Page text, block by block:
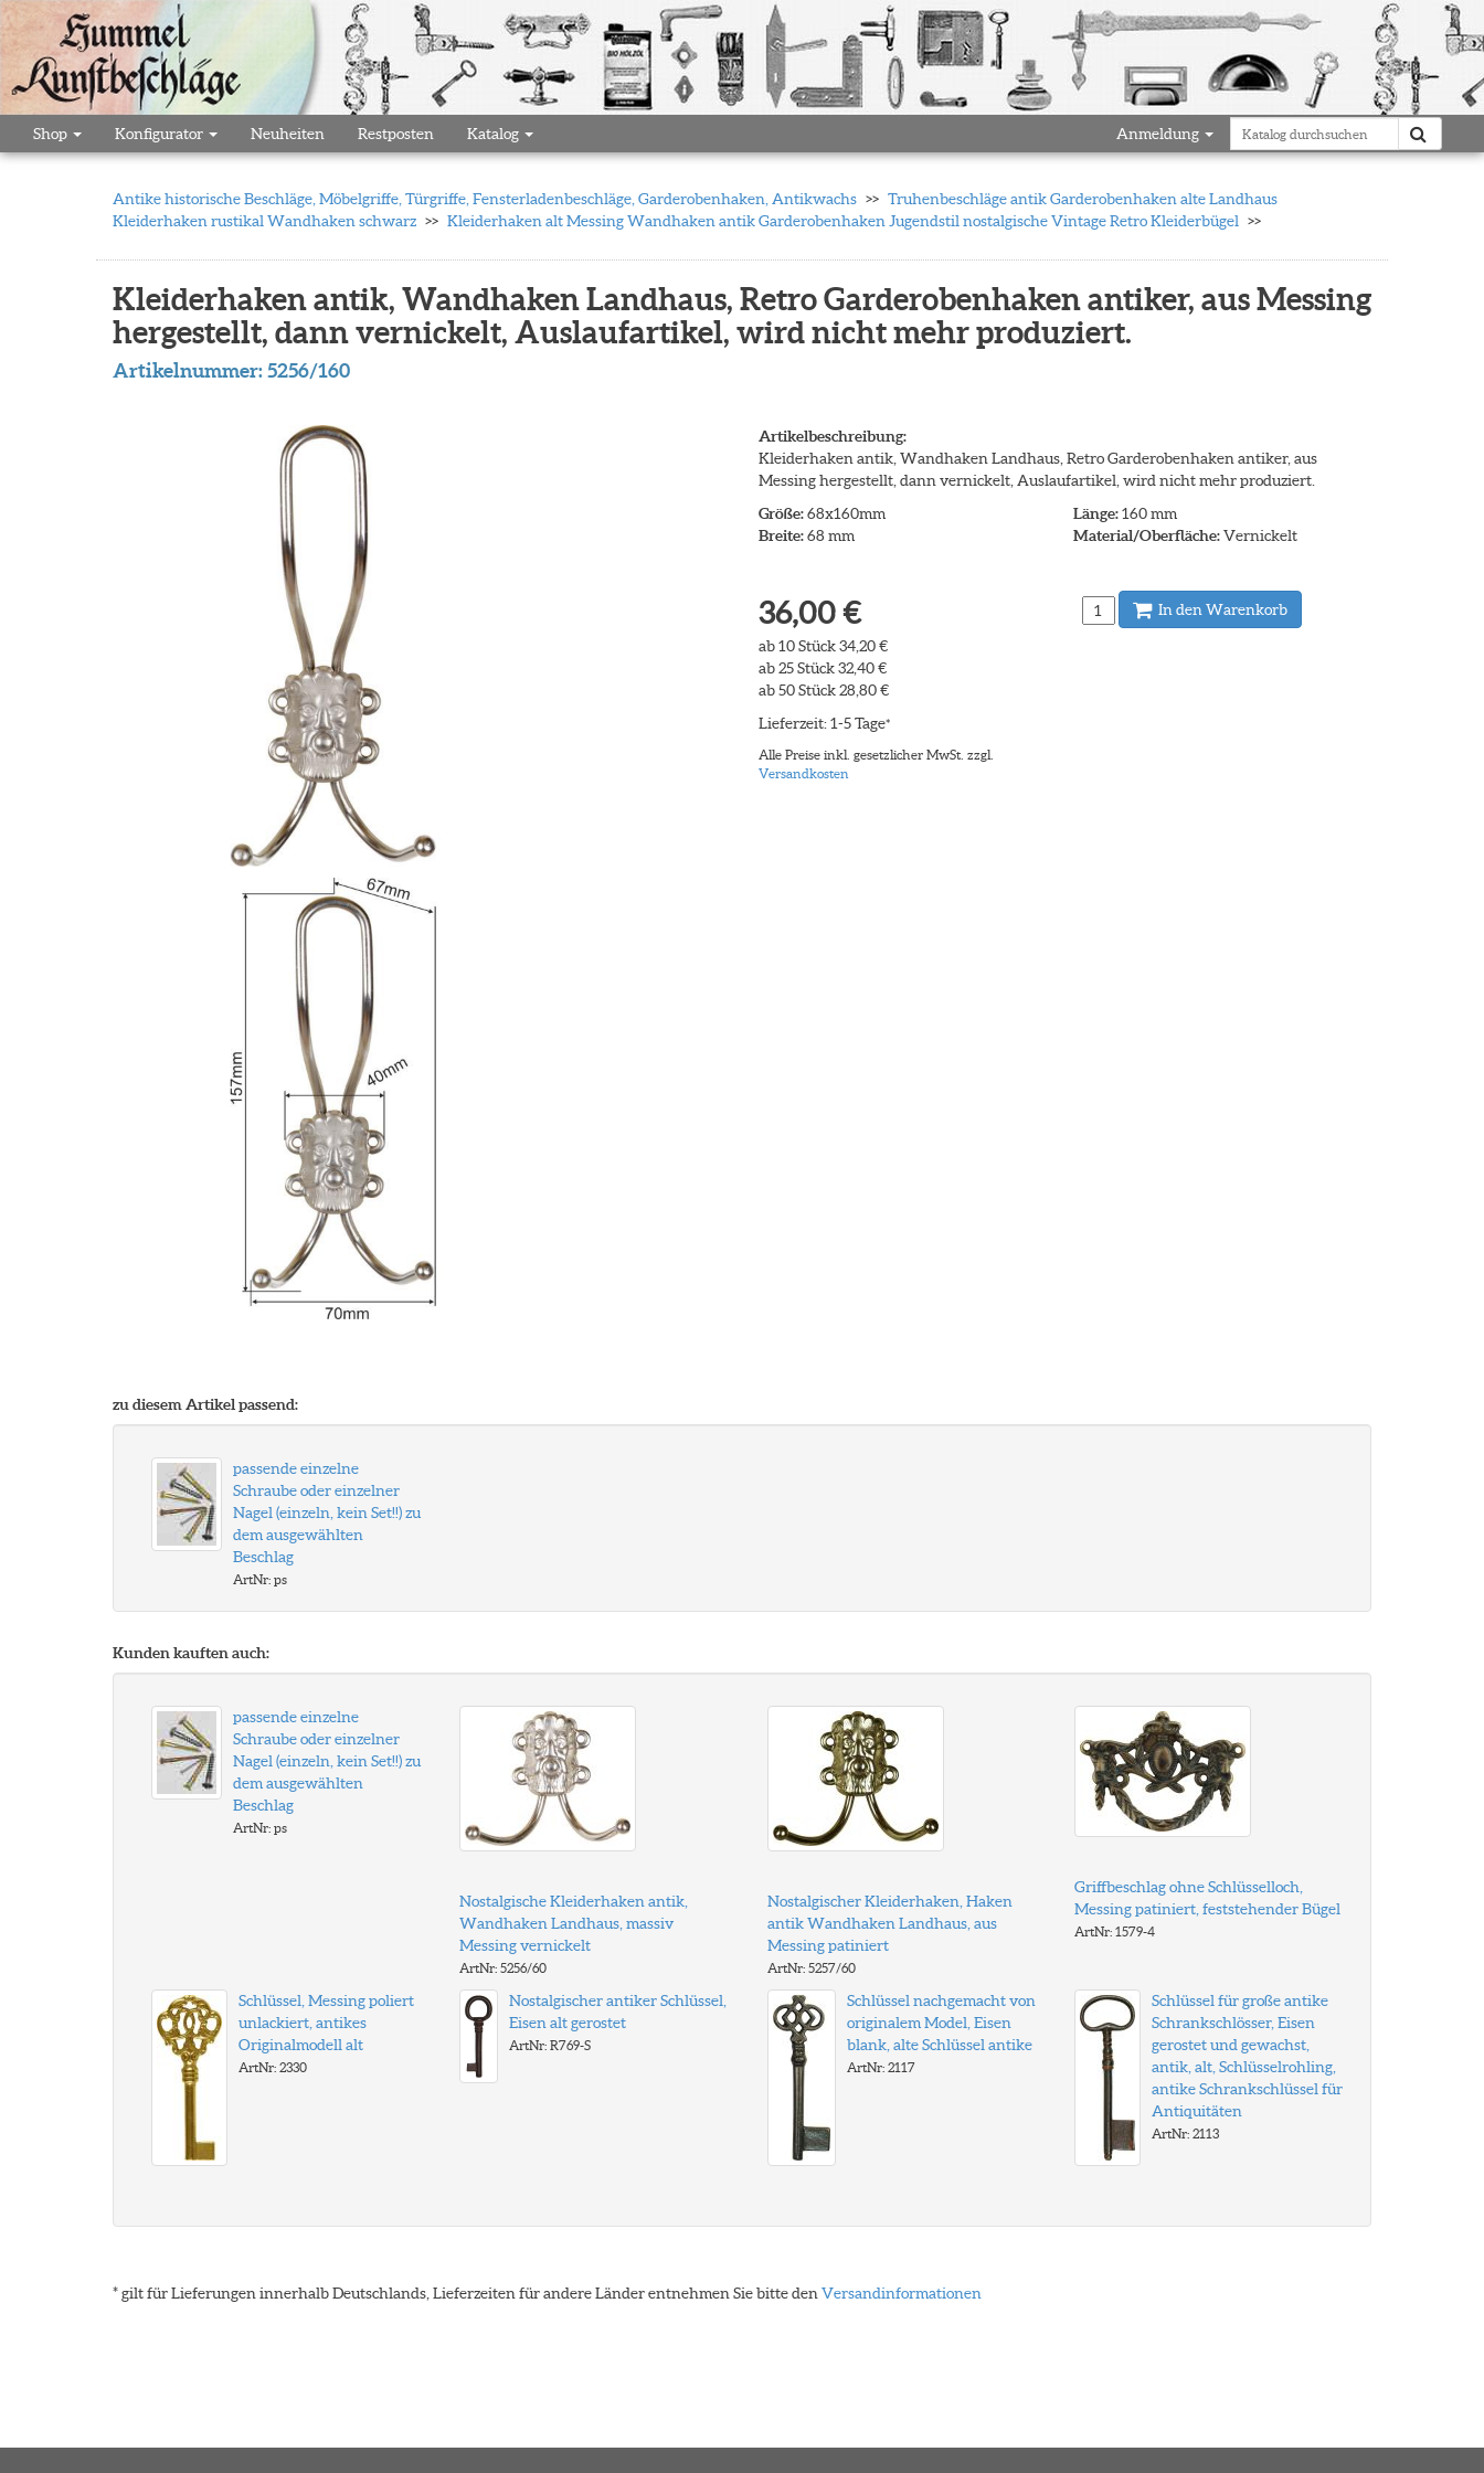
Shop Konfigurator Neuheiten Restposten Katalog Anmeldung
Antike historische Beschläge, Möbelgriffe, Türgriffe, Fensterladenbeschläge, Garderobenhaken, Antikwachs
Truhenbeschläge antik Garderobenhaken alte Landhaus
Kleiderhaken rustikal Wandhaken schwarz
Kleiderhaken alt Messing Wandhaken antik Garderobenhaken Jugendstil nostalgische Vintage Retro Kleiderbügel
Kleiderhaken antik, Wandhaken Landhaus, Retro Garderobenhaken antiker, aus Messing
hergestellt, dann vernickelt, Auslaufartikel, wird nicht mehr produziert.
Artikelnummer:5256/160
Artikelbeschreibung:
Kleiderhaken antik, Wandhaken Landhaus, Retro Garderobenhaken antiker, aus
Messing hergestellt, dann vernickelt, Auslaufartikel, wird nicht mehr produziert.
Größe:68x160mm
Breite:68 mm
Länge:160 mm
Material/Oberfläche:Vernickelt
36,00 €
ab 10 Stück 34,20 €
ab 25 Stück 32,40 €
ab 50 Stück 28,80 €
Lieferzeit: 1-5 Tage*
Alle Preise inkl. gesetzlicher MwSt. zzgl.
Versandkosten
In den Warenkorb
zu diesem Artikel passend:
passende einzelne
Schraube oder einzelner
Nagel (einzeln, kein Set!!) zu
dem ausgewählten
Beschlag
ArtNr: ps
Kunden kauften auch:
passende einzelne
Schraube oder einzelner
Nagel (einzeln, kein Set!!) zu
dem ausgewählten
Beschlag
ArtNr: ps
Nostalgische Kleiderhaken antik,
Wandhaken Landhaus, massiv
Messing vernickelt
ArtNr: 5256/60
Nostalgischer Kleiderhaken, Haken
antik Wandhaken Landhaus, aus
Messing patiniert
ArtNr: 5257/60
Griffbeschlag ohne Schlüsselloch,
Messing patiniert, feststehender Bügel
ArtNr: 1579-4
Schlüssel, Messing poliert
unlackiert, antikes
Originalmodell alt
ArtNr: 2330
Nostalgischer antiker Schlüssel,
Eisen alt gerostet
ArtNr: R769-S
Schlüssel nachgemacht von
originalem Model, Eisen
blank, alte Schlüssel antike
ArtNr: 2117
Schlüssel für große antike
Schrankschlösser, Eisen
gerostet und gewachst,
antik, alt, Schlüsselrohling,
antike Schrankschlüssel für
Antiquitäten
ArtNr: 2113
* gilt für Lieferungen innerhalb Deutschlands, Lieferzeiten für andere Länder entnehmen Sie bitte den Versandinformationen